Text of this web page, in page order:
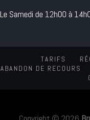
Le Samedi de 12h00 à
TARIFS
ABANDON DE RECOURS